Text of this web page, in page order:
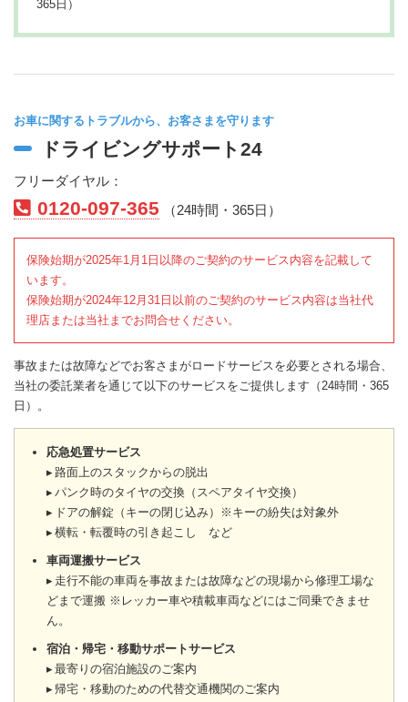
365日）
お車に関するトラブルから、お客さまを守ります
ドライビングサポート24
フリーダイヤル：
0120-097-365 （24時間・365日）
保険始期が2025年1月1日以降のご契約のサービス内容を記載して
います。
保険始期が2024年12月31日以前のご契約のサービス内容は当社代
理店または当社までお問合せください。
事故または故障などでお客さまがロードサービスを必要とされる場合、
当社の委託業者を通じて以下のサービスをご提供します（24時間・365
日）。
応急処置サービス
路面上のスタックからの脱出
パンク時のタイヤの交換（スペアタイヤ交換）
ドアの解錠（キーの閉じ込み）※キーの紛失は対象外
横転・転覆時の引き起こし など
車両運搬サービス
走行不能の車両を事故または故障などの現場から修理工場な
どまで運搬 ※レッカー車や積載車両などにはご同乗できませ
ん。
宿泊・帰宅・移動サポートサービス
最寄りの宿泊施設のご案内
帰宅・移動のための代替交通機関のご案内